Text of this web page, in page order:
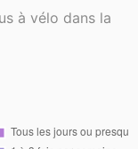
à vélo dans la